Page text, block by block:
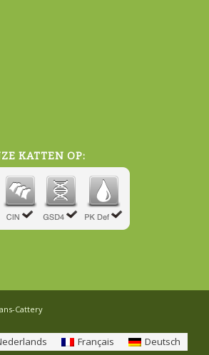
KATTEN OP:
Cattery
Français Deutsch